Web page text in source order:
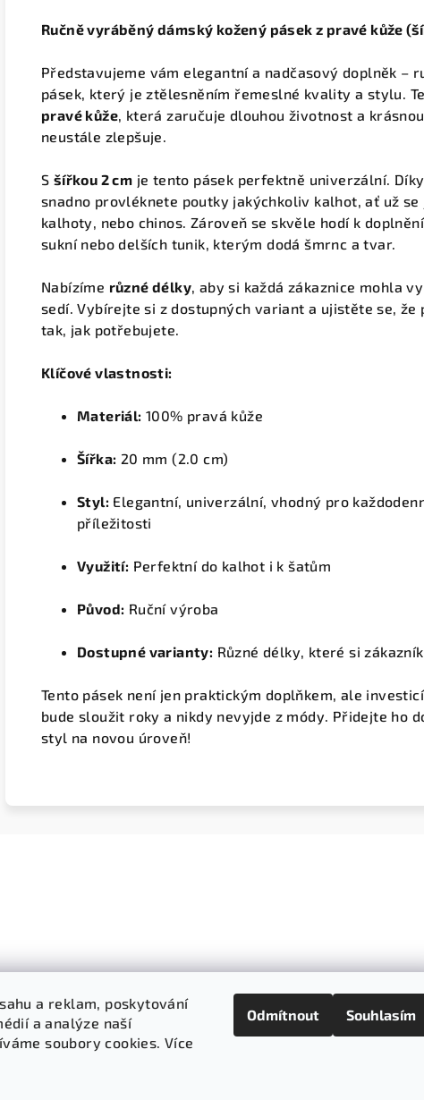
a reklam, poskytování
a analýze naší
soubory cookies. Více
Odmítnout Souhlasím
Ručně vyráběný dámský kožený pásek z pravé kůže
Představujeme vám elegantní a nadčasový doplněk –
pásek, který je ztělesněním řemeslné kvality a stylu.
pravé kůže, která zaručuje dlouhou životnost a
neustále zlepšuje.
S šířkou 2 cm je tento pásek perfektně univerzální.
snadno provléknete poutky jakýchkoliv kalhot, ať už se
kalhoty, nebo chinos. Zároveň se skvěle hodí k
sukní nebo delších tunik, kterým dodá šmrnc a tvar.
Nabízíme různé délky, aby si každá zákaznice mohla
sedí. Vybírejte si z dostupných variant a ujistěte se, že
tak, jak potřebujete.
Klíčové vlastnosti:
Materiál: 100% pravá kůže
Šířka: 20 mm (2.0 cm)
Styl: Elegantní, univerzální, vhodný pro
příležitosti
Využití: Perfektní do kalhot i k šatům
Původ: Ruční výroba
Dostupné varianty: Různé délky, které si
Tento pásek není jen praktickým doplňkem, ale
bude sloužit roky a nikdy nevyjde z módy. Přidejte ho
styl na novou úroveň!